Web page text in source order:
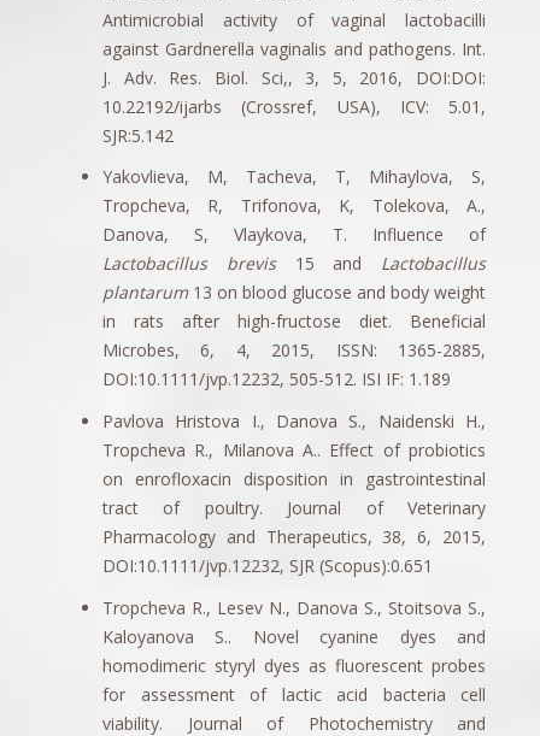
Antimicrobial activity of vaginal lactobacilli
against Gardnerella vaginalis and pathogens. Int.
J. Adv. Res. Biol. Sci,, 3, 5, 2016, DOI:DOI:
10.22192/ijarbs (Crossref, USA), ICV: 5.01,
SJR:5.142
Yakovlieva, M, Tacheva, T, Mihaylova, S,
Tropcheva, R, Trifonova, K, Tolekova, A.,
Danova, S, Vlaykova, T. Influence of
Lactobacillus brevis15 and Lactobacillus
plantarum 13 on blood glucose and body weight
in rats after high-fructose diet. Beneficial
Microbes, 6, 4, 2015, ISSN: 1365-2885,
DOI:10.1111/jvp.12232, 505-512. ISI IF: 1.189
Pavlova Hristova I., Danova S., Naidenski H.,
Tropcheva R., Milanova A.. Effect of probiotics
on enrofloxacin disposition in gastrointestinal
tract of poultry. Journal of Veterinary
Pharmacology and Therapeutics, 38, 6, 2015,
DOI:10.1111/jvp.12232, SJR (Scopus):0.651
Tropcheva R., Lesev N., Danova S., Stoitsova S.,
Kaloyanova S.. Novel cyanine dyes and
homodimeric styryl dyes as fluorescent probes
for assessment of lactic acid bacteria cell
viability. Journal of Photochemistry and